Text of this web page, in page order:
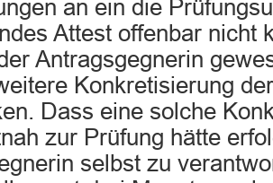
an ein die
Attest offenbar nicht
Antragsgegnerin
Konkretisierung
Dass eine solche
zur Prüfung hätte
selbst zu